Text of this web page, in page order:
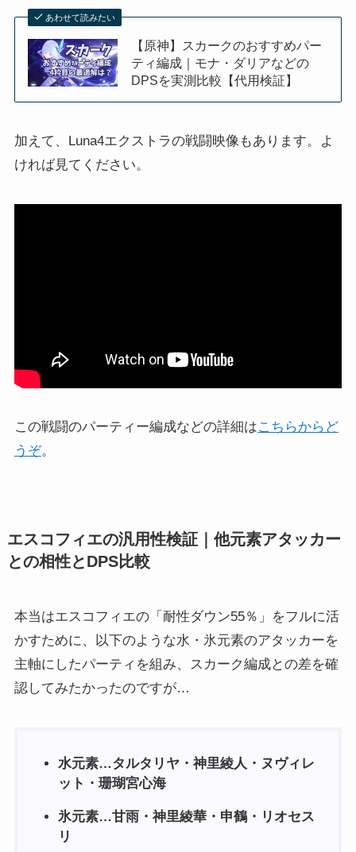
あわせて読みたい
【原神】スカークのおすすめパー
ティ編成｜モナ・ダリアなどの
DPSを実測比較【代用検証】
加えて、Luna4エクストラの戦闘映像もあります。よ
ければ見てください。
この戦闘のパーティー編成などの詳細はこちらからど
うぞ。
エスコフィエの汎用性検証｜他元素アタッカー
との相性とDPS比較
本当はエスコフィエの「耐性ダウン55％」をフルに活
かすために、以下のような水・氷元素のアタッカーを
主軸にしたパーティを組み、スカーク編成との差を確
認してみたかったのですが…
水元素…タルタリヤ・神里綾人・ヌヴィレ
ット・珊瑚宮心海
氷元素…甘雨・神里綾華・申鶴・リオセス
リ